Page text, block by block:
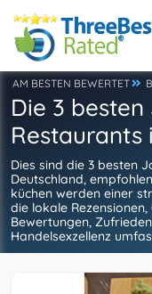
AM BESTEN BEWERTET
Die 3
Restaurants
Dies sind die 3 besten
Deutschland,
küchen werden einer
die lokale
Bewertungen,
Handelsexzellenz